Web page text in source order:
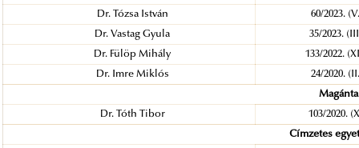
Dr. Tózsa István 60/2023.
Dr. Vastag Gyula 35/2023.
Dr. Fülöp Mihály 133/2022.
Dr. Imre Miklós 24/2020.
Dr. Tóth Tibor 103/2020.
Címzetes